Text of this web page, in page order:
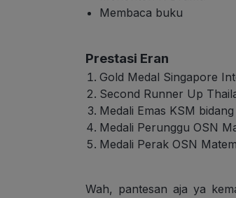
Membaca buku
Prestasi Eran
Gold Medal Singapore
Second Runner Up
Medali Emas KSM
Medali Perunggu OSN
Medali Perak OSN
Wah, pantesan aja ya